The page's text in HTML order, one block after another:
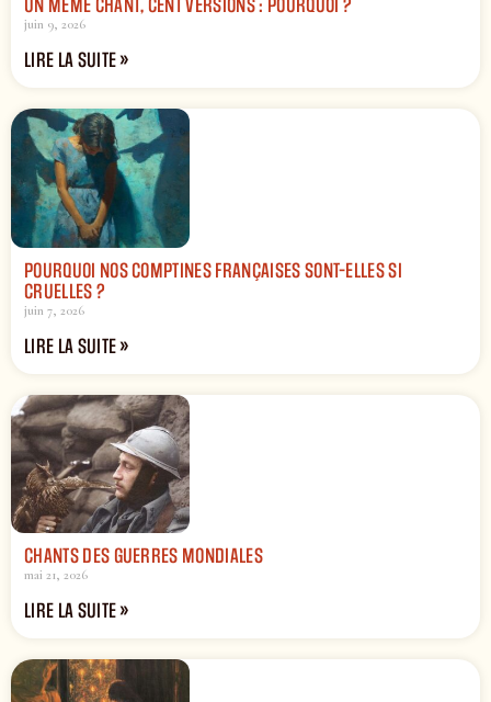
UN MÊME CHANT, CENT VERSIONS : POURQUOI ?
juin 9, 2026
LIRE LA SUITE »
POURQUOI NOS COMPTINES FRANÇAISES SONT-ELLES SI
CRUELLES ?
juin 7, 2026
LIRE LA SUITE »
CHANTS DES GUERRES MONDIALES
mai 21, 2026
LIRE LA SUITE »